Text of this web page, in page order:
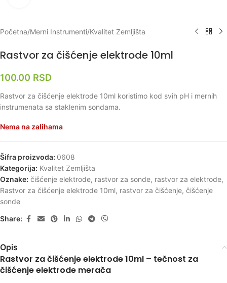
Početna/Merni Instrumenti/Kvalitet Zemljišta
Rastvor za čišćenje elektrode 10ml
100.00 RSD
Rastvor za čišćenje elektrode 10ml koristimo kod svih pH i mernih
instrumenata sa staklenim sondama.
Nema na zalihama
Šifra proizvoda: 0608
Kategorija: Kvalitet Zemljišta
Oznake: čišćenje elektrode, rastvor za sonde, rastvor za elektrode,
Rastvor za čišćenje elektrode 10ml, rastvor za čišćenje, čišćenje
sonde
Share:
Opis
Rastvor za čišćenje elektrode 10ml – tečnost za
čišćenje elektrode merača